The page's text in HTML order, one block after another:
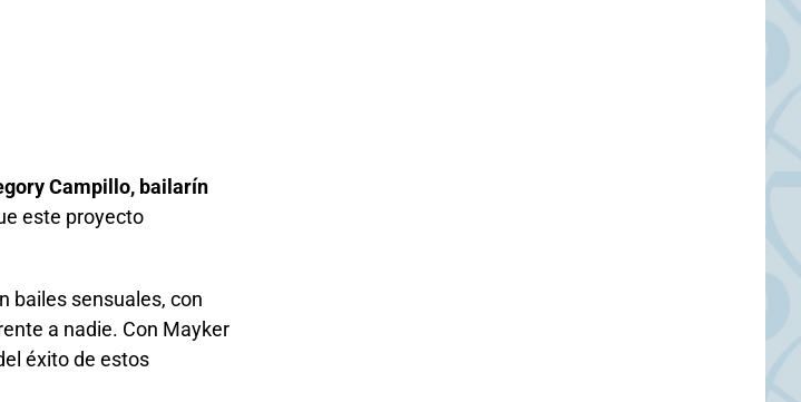
Campillo, bailarín
este proyecto
bailes sensuales, con
a nadie. Con Mayker
éxito de estos